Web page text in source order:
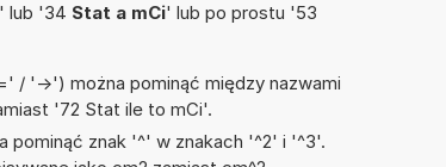
' lub '34 Stat a mCi' lub po prostu '53
/ '->') można pominąć między nazwami
'72 Stat ile to mCi'.
znak '^' w znakach '^2' i '^3'.